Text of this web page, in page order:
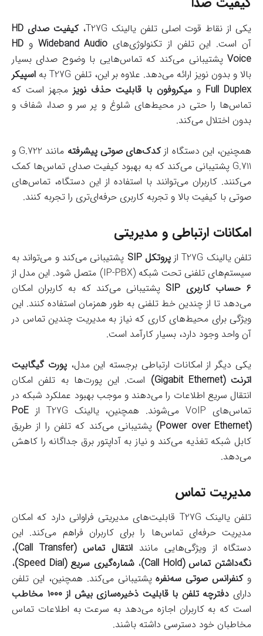
یکی از نقاط قوت اصلی تلفن یالینک T27G،
کیفیت صدای HD
آن است. این تلفن از تکنولوژی‌های Wideband Audio و HD
Voice پشتیبانی می‌کند که تماس‌هایی با وضوح صدای بسیار
بالا و بدون نویز ارائه می‌دهد. علاوه بر این، تلفن T27G به
اسپیکر
Full Duplex و میکروفون با قابلیت حذف نویز مجهز است که
تماس‌ها را حتی در محیط‌های شلوغ و پر سر و صدا، شفاف و
بدون اختلال می‌کند.
همچنین، این دستگاه ازکدک‌های صوتی پیشرفته
مانند G.722 و
G.711 پشتیبانی می‌کند که به بهبود کیفیت صدای تماس‌ها کمک
می‌کنند. کاربران می‌توانند با استفاده از این دستگاه، تماس‌های
صوتی با کیفیت بالا و تجربه کاربری حرفه‌ای‌تری را تجربه کنند.
امکانات ارتباطی و مدیریتی
تلفن یالینک T27G از پروتکل SIP
پشتیبانی می‌کند و می‌تواند به
سیستم‌های تلفنی تحت شبکه (IP-PBX) متصل شود. این مدل از
۶ حساب کاربری SIP
پشتیبانی می‌کند که به کاربران امکان
می‌دهد تا از چندین خط تلفنی به طور همزمان استفاده کنند. این
ویژگی برای محیط‌های کاری که نیاز به مدیریت چندین تماس در
آن واحد وجود دارد، بسیار کارآمد است.
یکی دیگر از امکانات ارتباطی برجسته این مدل،پورت گیگابیت
اترنت (Gigabit Ethernet)
است. این پورت‌ها به تلفن امکان
انتقال سریع اطلاعات را می‌دهند و موجب بهبود عملکرد شبکه در
تماس‌های VoIP می‌شوند. همچنین، یالینک T27G از
PoE
(Power over Ethernet) پشتیبانی می‌کند که تلفن را از طریق
کابل شبکه تغذیه می‌کند و نیاز به آداپتور برق جداگانه را کاهش
می‌دهد.
مدیریت تماس
تلفن یالینک T27G قابلیت‌های مدیریتی فراوانی دارد که امکان
مدیریت حرفه‌ای تماس‌ها را برای کاربران فراهم می‌کند. این
دستگاه از ویژگی‌هایی مانند انتقال تماس (Call Transfer)
،
نگه‌داشتن تماس (Call Hold)
،شماره‌گیری سریع (Speed Dial)
،
وکنفرانس صوتی سه‌نفرهپشتیبانی می‌کند. همچنین، این تلفن
دارای دفترچه تلفن با قابلیت ذخیره‌سازی بیش از ۱۰۰۰ مخاطب
است که به کاربران اجازه می‌دهد به سرعت به اطلاعات تماس
مخاطبان خود دسترسی داشته باشند.